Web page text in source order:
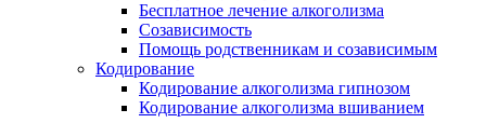
Бесплатное лечение алкоголизма
Созависимость
Помощь родственникам и созависимым
Кодирование
Кодирование алкоголизма гипнозом
Кодирование алкоголизма вшиванием